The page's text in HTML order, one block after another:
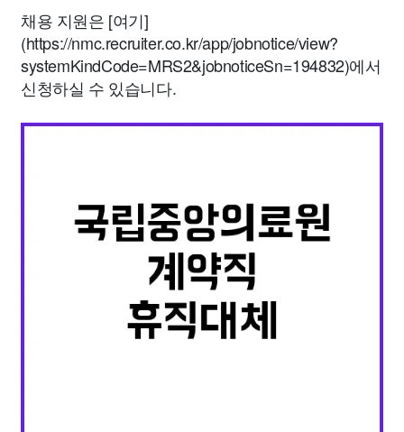
채용 지원은 [여기]
(https://nmc.recruiter.co.kr/app/jobnotice/view?
systemKindCode=MRS2&jobnoticeSn=194832)에서
신청하실 수 있습니다.